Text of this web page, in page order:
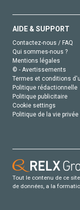
AIDE & SUPPORT
Contactez-nous / FAQ
Qui sommes-nous ?
Mentions légales
© - Avertissements
Termes et conditions
Politique rédactionnelle
Politique publicitaire
Cookie settings
Politique de la vie privée
Tout le contenu de ce
de données, a la